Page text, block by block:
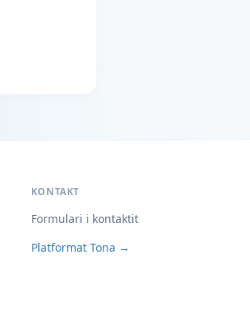
KONTAKT
Formulari i kontaktit
Platformat Tona →